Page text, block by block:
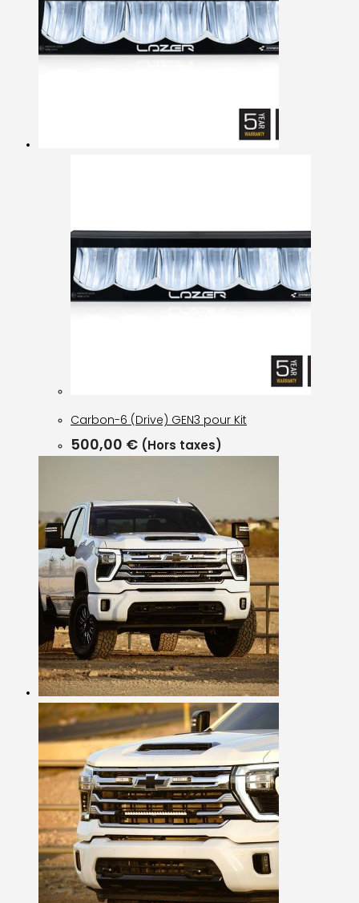
Carbon-6 (Drive) GEN3 pour Kit
500,00 € (Hors taxes)